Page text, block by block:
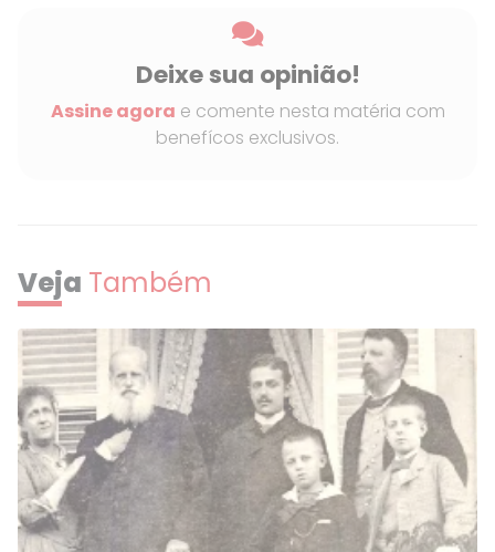
Deixe sua opinião!
Assine agora e comente nesta matéria com
benefícos exclusivos.
Veja Também